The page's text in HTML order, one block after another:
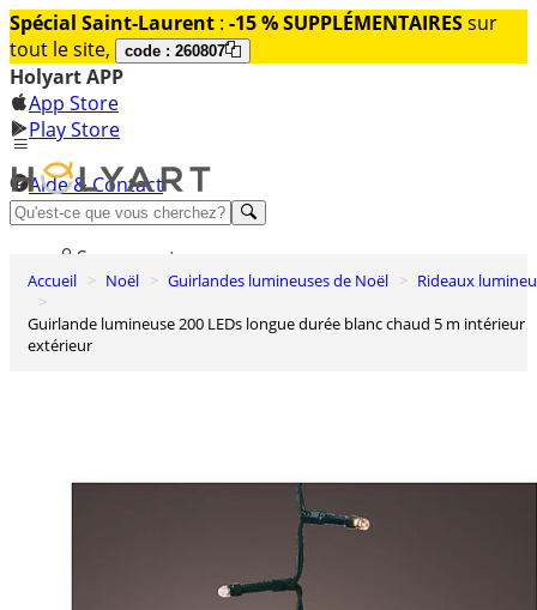
Spécial Saint-Laurent : -15 % SUPPLÉMENTAIRESsur
tout le site,
code : 260807
Holyart APP
App Store
Play Store
Aide & Contact
Découvrez Premium
Se connecter
Liste des envies
0
Panier
Accueil Noël Guirlandes lumineuses de Noël
Rideaux
Guirlande lumineuse 200 LEDs longue durée blanc chaud 5 m intérieur
extérieur